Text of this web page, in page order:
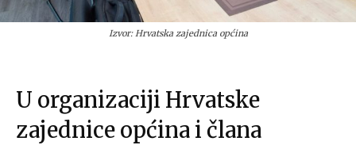
Izvor: Hrvatska zajednica općina
U organizaciji Hrvatske
zajednice općina i člana